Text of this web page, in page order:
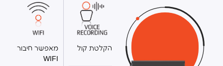
הקלטת קול
מאפשר חיבור
WIFI